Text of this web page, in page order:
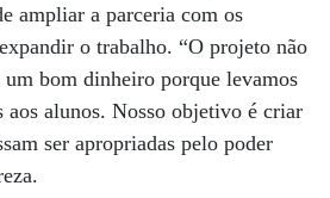
ampliar a parceria com os
o trabalho. “O projeto não
um bom dinheiro porque levamos
aos alunos. Nosso objetivo é criar
ser apropriadas pelo poder